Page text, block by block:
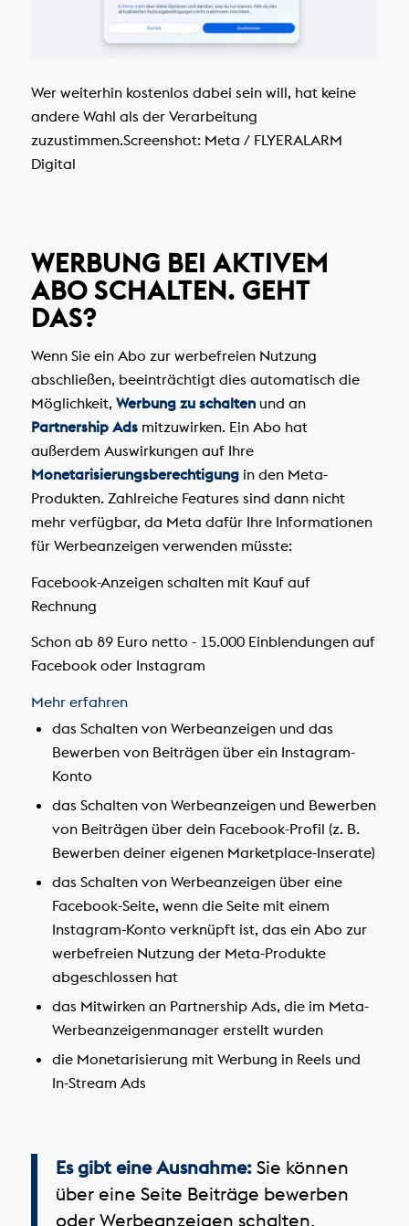
Wer weiterhin kostenlos dabei sein will, hat keine
andere Wahl als der Verarbeitung
zuzustimmen.Screenshot: Meta / FLYERALARM
Digital
WERBUNG BEI AKTIVEM
ABO SCHALTEN. GEHT
DAS?
Wenn Sie ein Abo zur werbefreien Nutzung
abschließen, beeinträchtigt dies automatisch die
Möglichkeit, Werbung zu schaltenund an
Partnership Adsmitzuwirken. Ein Abo hat
außerdem Auswirkungen auf Ihre
Monetarisierungsberechtigungin den Meta-
Produkten. Zahlreiche Features sind dann nicht
mehr verfügbar, da Meta dafür Ihre Informationen
für Werbeanzeigen verwenden müsste:
Facebook-Anzeigen schalten mit Kauf auf
Rechnung
Schon ab 89 Euro netto - 15.000 Einblendungen auf
Facebook oder Instagram
Mehr erfahren
das Schalten von Werbeanzeigen und das
Bewerben von Beiträgen über ein Instagram-
Konto
das Schalten von Werbeanzeigen und Bewerben
von Beiträgen über dein Facebook-Profil (z. B.
Bewerben deiner eigenen Marketplace-Inserate)
das Schalten von Werbeanzeigen über eine
Facebook-Seite, wenn die Seite mit einem
Instagram-Konto verknüpft ist, das ein Abo zur
werbefreien Nutzung der Meta-Produkte
abgeschlossen hat
das Mitwirken an Partnership Ads, die im Meta-
Werbeanzeigenmanager erstellt wurden
die Monetarisierung mit Werbung in Reels und
In-Stream Ads
Es gibt eine Ausnahme:Sie können
über eine Seite Beiträge bewerben
oder Werbeanzeigen schalten,